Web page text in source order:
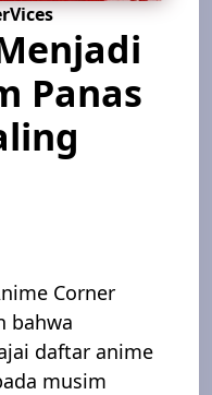
Panas
Corner
bahwa
daftar anime
musim